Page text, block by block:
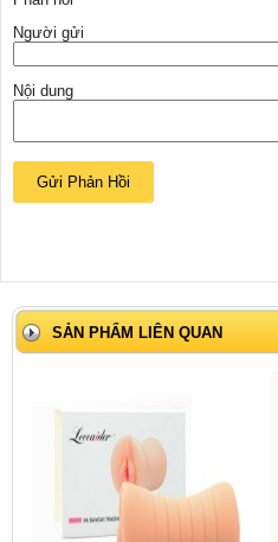
Người gửi
Nội dung
SẢN PHẨM LIÊN QUAN